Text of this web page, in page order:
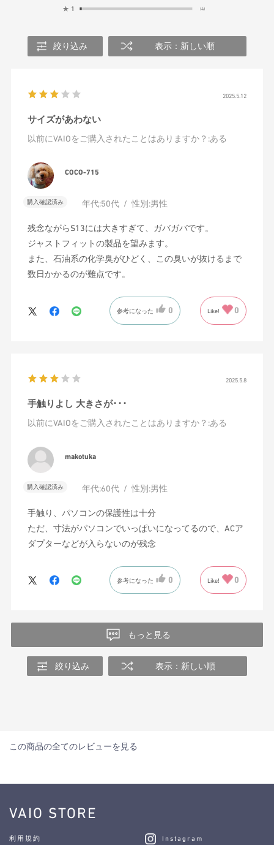
★ 1 (4)
絞り込み 表示：新しい順
2025.5.12
サイズがあわない
以前にVAIOをご購入されたことはありますか？ :ある
COCO-715
購入確認済み 年代:50代 性別:男性
残念ながらS13には大きすぎて、ガバガバです。
ジャストフィットの製品を望みます。
また、石油系の化学臭がひどく、この臭いが抜けるまで
数日かかるのが難点です。
参考になった 0 Like! 0
2025.5.8
手触りよし 大きさが･･･
以前にVAIOをご購入されたことはありますか？ :ある
makotuka
購入確認済み 年代:60代 性別:男性
手触り、パソコンの保護性は十分
ただ、寸法がパソコンでいっぱいになってるので、ACア
ダプターなどが入らないのが残念
参考になった 0 Like! 0
もっと見る
絞り込み 表示：新しい順
この商品の全てのレビューを見る
VAIO STORE
利用規約 Instagram